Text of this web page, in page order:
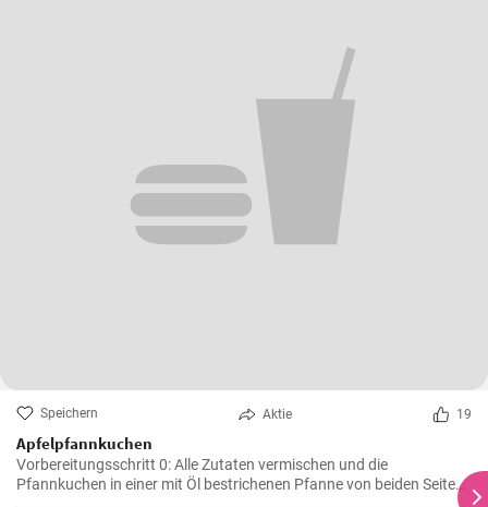
Speichern Aktie 19
Apfelpfannkuchen
Vorbereitungsschritt 0: Alle Zutaten vermischen und die
Pfannkuchen in einer mit Öl bestrichenen Pfanne von beiden Seiten